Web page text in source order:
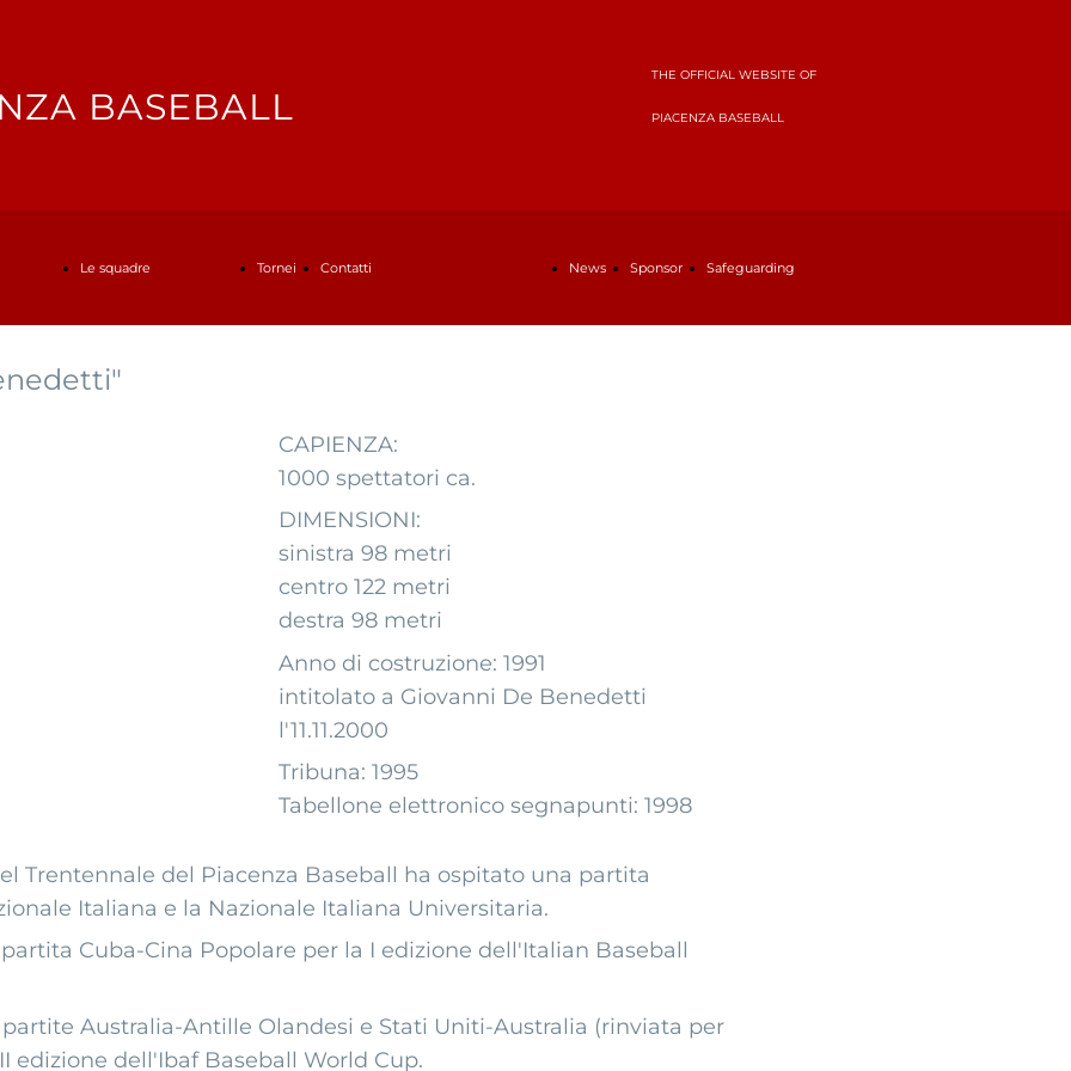
THE OFFICIAL WEBSITE OF
PIACENZA BASEBALL
BASEBALL
Le squadre
Minibaseball
Tornei Contatti
Baseball
News Sponsor Safeguarding
CAPIENZA:
1000 spettatori ca.
DIMENSIONI:
sinistra 98 metri
centro 122 metri
destra 98 metri
Anno di costruzione: 1991
intitolato a Giovanni De Benedetti
l'11.11.2000
Tribuna: 1995
Tabellone elettronico segnapunti: 1998
Trentennale del Piacenza Baseball ha ospitato una partita
Italiana e la Nazionale Italiana Universitaria.
Cuba-Cina Popolare per la I edizione dell'Italian Baseball
Australia-Antille Olandesi e Stati Uniti-Australia (rinviata per
edizione dell'Ibaf Baseball World Cup.